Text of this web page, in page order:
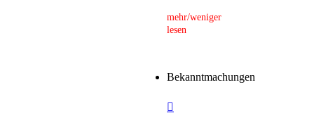
mehr/weniger
lesen
Bekanntmachungen